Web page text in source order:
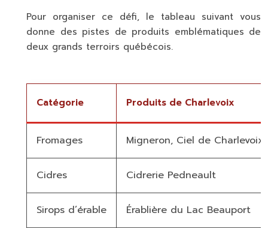
Pour organiser ce défi, le tableau suivant vous
donne des pistes de produits emblématiques de
deux grands terroirs québécois.
Catégorie Produits de Charlevoix
Fromages Migneron, Ciel de Charlevoix
Cidres Cidrerie Pedneault
Sirops d’érable Érablière du Lac Beauport